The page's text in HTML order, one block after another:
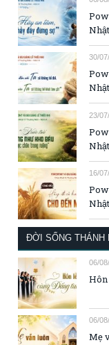
30/
23/
16/
ĐỜI SỐNG THÁNH
06/
Hôn
06/
Mẹ